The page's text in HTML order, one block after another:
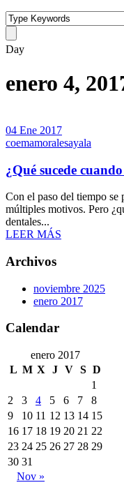
Day
enero 4,
04 Ene 2017
coemamoralesayala
¿Qué sucede
Con el paso del tiempo se
múltiples motivos. Pero
dentales...
LEER MÁS
Archivos
noviembre 2025
enero 2017
Calendar
enero 2017
L M X J V S D
1
2
3 4 5 6 7
8
9
10 11 12 13 14 15
16 17 18 19 20 21 22
23 24 25 26 27 28 29
30 31
Nov »